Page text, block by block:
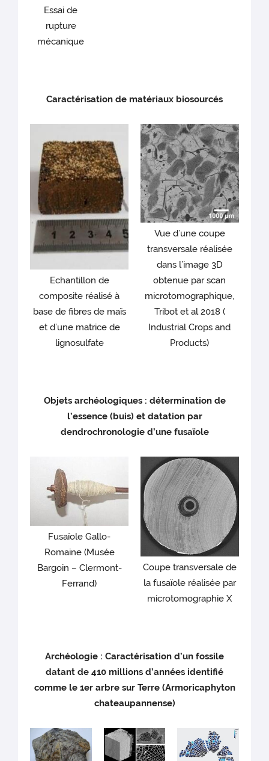
Essai de
rupture
mécanique
Caractérisation de matériaux biosourcés
Echantillon de
composite réalisé à
base de fibres de maïs
et d’une matrice de
lignosulfate
Vue d’une coupe
transversale réalisée
dans l’image 3D
obtenue par scan
microtomographique,
Tribot et al 2018 (
Industrial Crops and
Products)
Objets archéologiques : détermination de
l’essence (buis) et datation par
dendrochronologie d’une fusaïole
Fusaïole Gallo-
Romaine (Musée
Bargoin – Clermont-
Ferrand)
Coupe transversale de
la fusaïole réalisée par
microtomographie X
Archéologie : Caractérisation d’un fossile
datant de 410 millions d’années identifié
comme le 1er arbre sur Terre (Armoricaphyton
chateaupannense)